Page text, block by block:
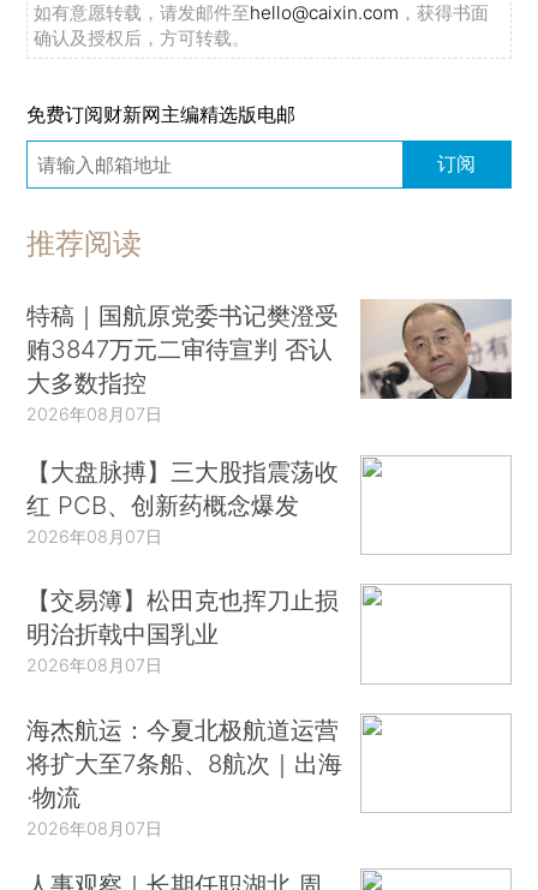
如有意愿转载，请发邮件至hello@caixin.com ，获得书面
确认及授权后，方可转载。
免费订阅财新网主编精选版电邮
订阅
推荐阅读
特稿｜国航原党委书记樊澄受
贿3847万元二审待宣判 否认
大多数指控
2026年08月07日
【大盘脉搏】三大股指震荡收
红 PCB、创新药概念爆发
2026年08月07日
【交易簿】松田克也挥刀止损
明治折戟中国乳业
2026年08月07日
海杰航运：今夏北极航道运营
将扩大至7条船、8航次｜出海
·物流
2026年08月07日